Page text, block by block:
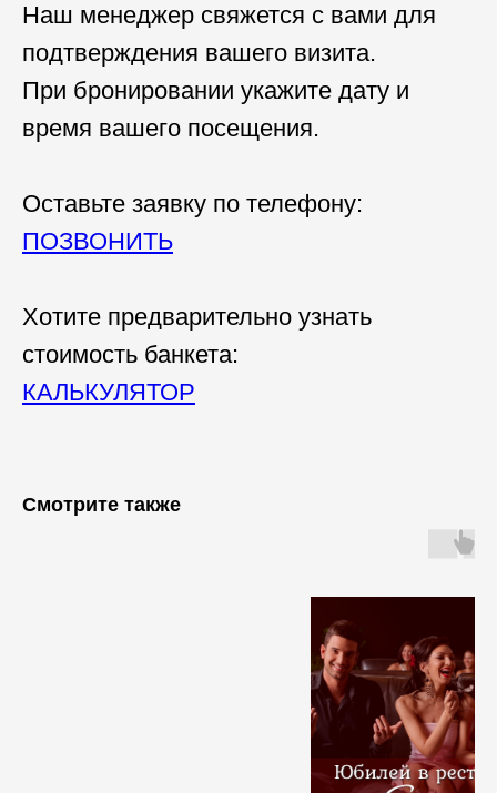
Наш менеджер свяжется с вами для
подтверждения вашего визита.
При бронировании укажите дату и
время вашего посещения.
Оставьте заявку по телефону:
ПОЗВОНИТЬ
Хотите предварительно узнать
стоимость банкета:
КАЛЬКУЛЯТОР
Смотрите также